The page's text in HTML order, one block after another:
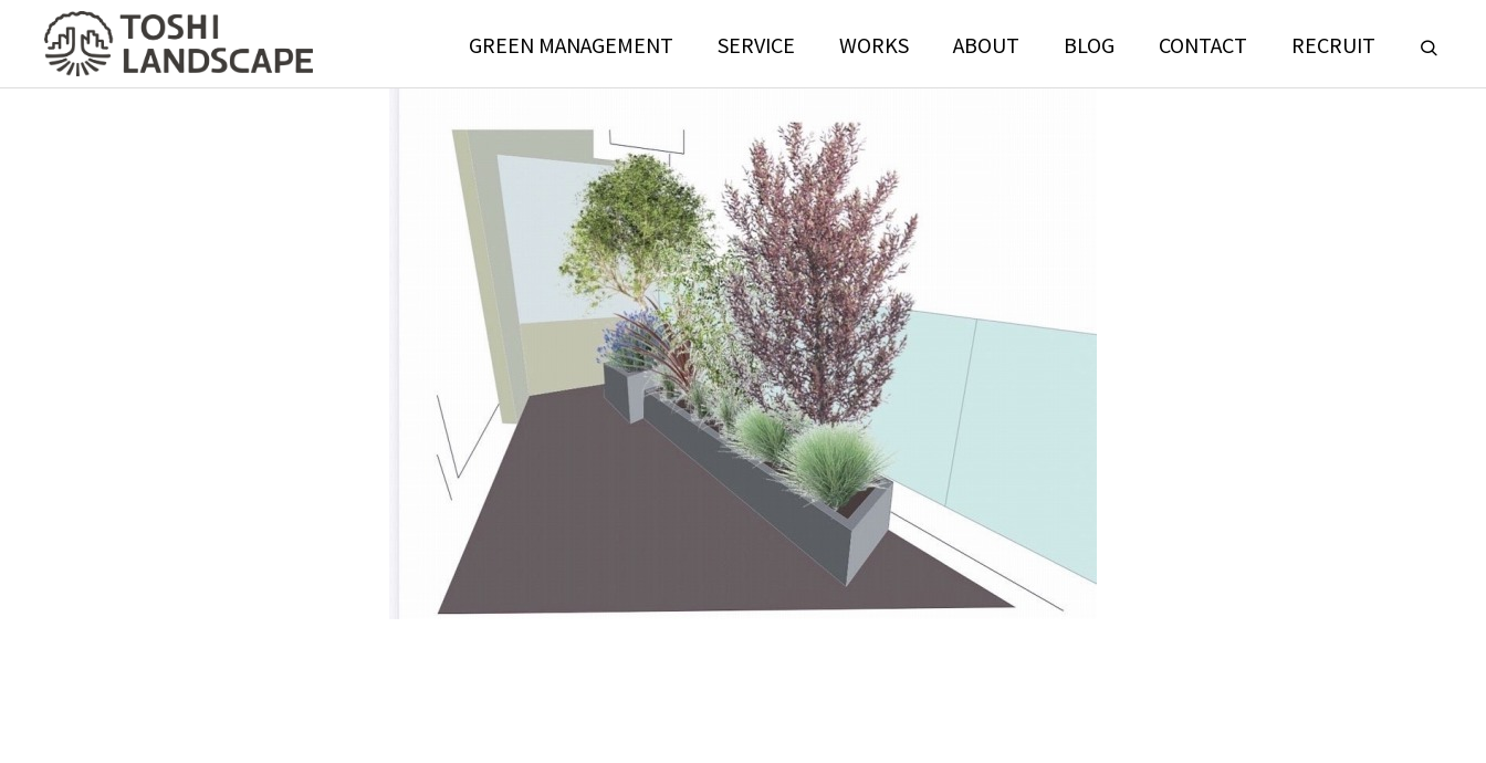
GREEN MANAGEMENT SERVICE WORKS ABOUT BLOG CONTACT RECRUIT
GREEN
MAINTENANCE
グリーンメンテナンス部門
グリーンメンテナンス部門
植栽管理・メンテナンス
高木・特殊伐採＆ケーブリング
TREE RISK
ASSESSMENT
ツリーリスクアセスメント部門
ツリーリスクアセスメント部門
樹木診断